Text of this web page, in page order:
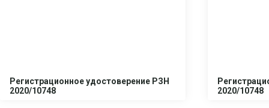
Регистрационное удостоверение РЗН
2020/10748
2020/10748